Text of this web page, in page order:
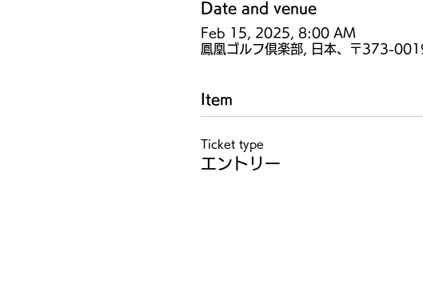
Date and venue
Feb 15, 2025, 8:00 AM
鳳凰ゴルフ倶楽部, 日本、〒373-
Item
Ticket type
エントリー